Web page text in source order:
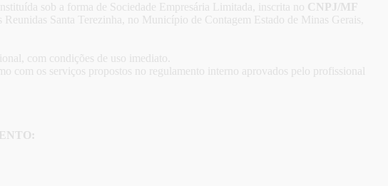
sob a forma de Sociedade Empresária Limitada, inscrita no CNPJ/MF
Santa Terezinha, no Município de Contagem Estado de Minas Gerais,
com condições de uso imediato.
com os serviços propostos no regulamento interno aprovados pelo profissional